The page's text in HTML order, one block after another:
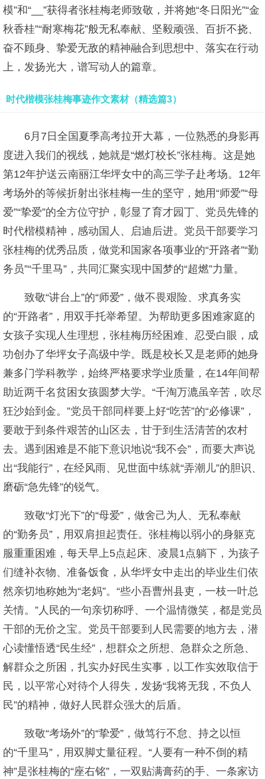
模”和“__”获得者张桂梅老师致敬，并将她“冬日阳光”“金
秋香桂”“耐寒梅花”般无私奉献、坚毅顽强、百折不挠、
奋不顾身、挚爱无敌的精神融合到思想中、落实在行动
上，发扬光大，谱写动人的篇章。
时代楷模张桂梅事迹作文素材（精选篇3）
6月7日全国夏季高考拉开大幕，一位熟悉的身影再
度进入我们的视线，她就是“燃灯校长”张桂梅。这是她
第12年护送云南丽江华坪女中的高三学子赴考场。12年
考场外的等候折射出张桂梅一生的坚守，她用“师爱”“母
爱”“挚爱”的全方位守护，彰显了育才园丁、党员先锋的
时代楷模精神，感动国人、启迪后进。党员干部要学习
张桂梅的优秀品质，做党和国家各项事业的“开路者”“勤
务员”“千里马”，共同汇聚实现中国梦的“超燃”力量。
致敬“讲台上”的“师爱”，做不畏艰险、求真务实
的“开路者”，用双手托举希望。为帮助更多困难家庭的
女孩子实现人生理想，张桂梅历经困难、忍受白眼，成
功创办了华坪女子高级中学。既是校长又是老师的她身
兼多门学科教学，始终严格要求学业质量，在14年间帮
助近两千名贫困女孩圆梦大学。“千淘万漉虽辛苦，吹尽
狂沙始到金。”党员干部同样要上好“吃苦”的“必修课”，
要敢于到条件艰苦的山区去，甘于到生活清苦的农村
去。遇到困难是不能下意识地说“我不会”，而要大声说
出“我能行”，在经风雨、见世面中练就“弄潮儿”的胆识、
磨砺“急先锋”的锐气。
致敬“灯光下”的“母爱”，做舍己为人、无私奉献
的“勤务员”，用双肩担起责任。张桂梅以弱小的身躯克
服重重困难，每天早上5点起床、凌晨1点躺下，为孩子
们缝补衣物、准备饭食，从华坪女中走出的毕业生们依
然亲切地称她为“老妈”。“些小吾曹州县吏，一枝一叶总
关情。”人民的一句亲切称呼、一个温情微笑，都是党员
干部的无价之宝。党员干部要到人民需要的地方去，潜
心读懂悟透“民生经”，想群众之所想、急群众之所急、
解群众之所困，扎实办好民生实事，以工作实效取信于
民，以平常心对待个人得失，发扬“我将无我，不负人
民”的精神，做好人民群众强大的后盾。
致敬“考场外”的“挚爱”，做笃行不怠、持之以恒
的“千里马”，用双脚丈量征程。“人要有一种不倒的精
神”是张桂梅的“座右铭”，一双贴满膏药的手、一条家访